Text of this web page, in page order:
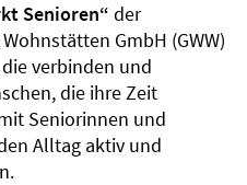
Senioren“ der
GmbH (GWW)
verbinden und
die ihre Zeit
Seniorinnen und
Alltag aktiv und